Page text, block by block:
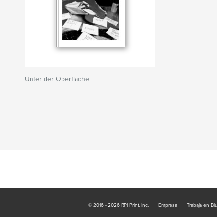
Unter der Oberfläche
© 2016 - 2026 RPI Print, Inc. Empresa Trabaja en